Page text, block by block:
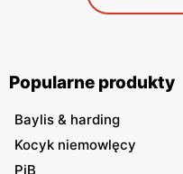
Popularne produkty
Baylis & harding
Kocyk niemowlęcy
PiB